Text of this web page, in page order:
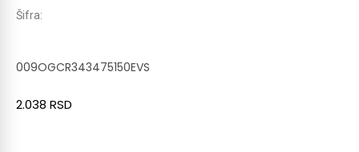
Šifra:
009OGCR343475150EVS
2.038 RSD